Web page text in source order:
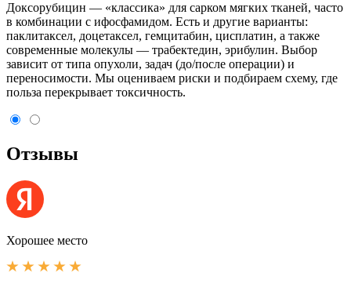
Доксорубицин — «классика» для сарком мягких тканей, часто
в комбинации с ифосфамидом. Есть и другие варианты:
паклитаксел, доцетаксел, гемцитабин, цисплатин, а также
современные молекулы — трабектедин, эрибулин. Выбор
зависит от типа опухоли, задач (до/после операции) и
переносимости. Мы оцениваем риски и подбираем схему, где
польза перекрывает токсичность.
Отзывы
Хорошее место